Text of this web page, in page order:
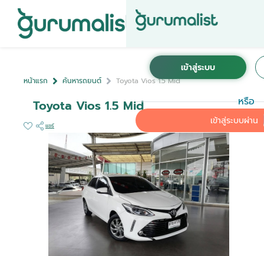
หรือ
เข้าสู่ระบบผ่าน
หน้าแรก ค้นหารถยนต์ Toyota Vios 1.5 Mid
Toyota Vios 1.5 Mid
แชร์